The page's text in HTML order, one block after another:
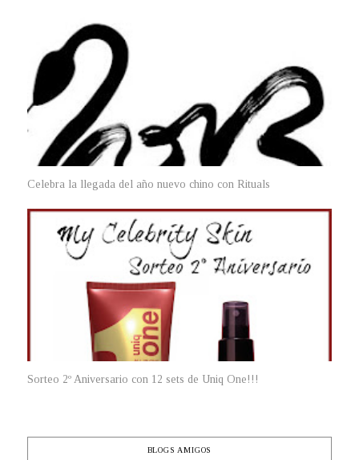
Celebra la llegada del año nuevo chino con Rituals
Sorteo 2º Aniversario con 12 sets de Uniq One!!!
BLOGS AMIGOS